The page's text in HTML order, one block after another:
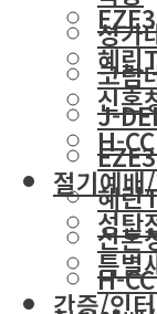
혜린
신혼
H-
절기예배
성탄
특별
간증/인
성가
코람
J-
혜린
신혼
H-